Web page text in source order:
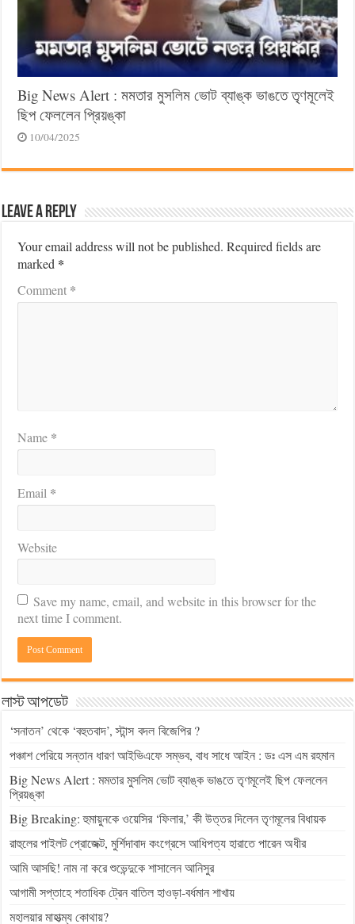
Big News Alert : মমতার মুসলিম ভোট ব্যাঙ্ক ভাঙতে তৃণমূলেই
ছিপ ফেললেন প্রিয়ঙ্কা
10/04/2025
Leave a Reply
Your email address will not be published. Required fields are
marked *
Comment *
Name *
Email *
Website
Save my name, email, and website in this browser for the
next time I comment.
লাস্ট আপডেট
‘সনাতন’ থেকে ‘বহুতবাদ’, স্টান্স বদল বিজেপির ?
পঞ্চাশ পেরিয়ে সন্তান ধারণ আইভিএফে সম্ভব, বাধ সাধে আইন : ডঃ এস এম রহমান
Big News Alert : মমতার মুসলিম ভোট ব্যাঙ্ক ভাঙতে তৃণমূলেই ছিপ ফেললেন
প্রিয়ঙ্কা
Big Breaking: হুমায়ুনকে ওয়েসির ‘ফিলার,’ কী উত্তর দিলেন তৃণমূলের বিধায়ক
রাহুলের পাইলট প্রোজেক্ট, মুর্শিদাবাদ কংগ্রেসে আধিপত্য হারাতে পারেন অধীর
আমি আসছি! নাম না করে শুভেন্দুকে শাসালেন আনিসুর
আগামী সপ্তাহে শতাধিক ট্রেন বাতিল হাওড়া-বর্ধমান শাখায়
মহালয়ার মাহাত্ম্য কোথায়?